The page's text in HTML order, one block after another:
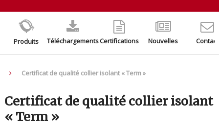
Produits TéléchargementsCertifications Nouvelles Contact
Certificat de qualité collier isolant « Term »
Certificat de qualité collier isolant
« Term »